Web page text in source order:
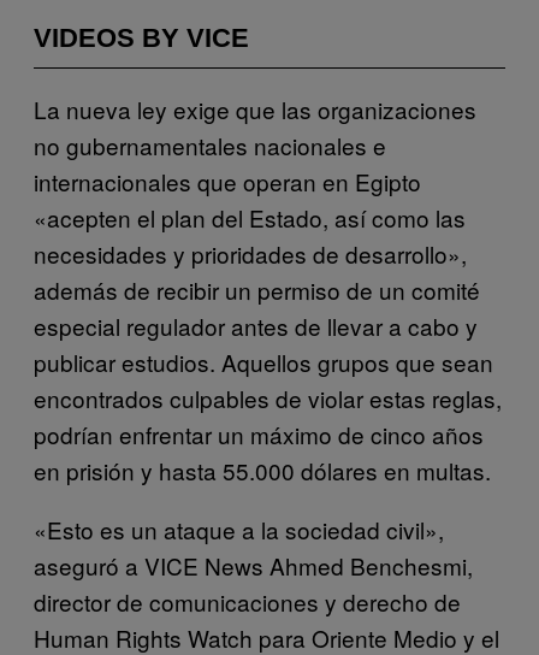
VIDEOS BY VICE
La nueva ley exige que las organizaciones
no gubernamentales nacionales e
internacionales que operan en Egipto
«acepten el plan del Estado, así como las
necesidades y prioridades de desarrollo»,
además de recibir un permiso de un comité
especial regulador antes de llevar a cabo y
publicar estudios. Aquellos grupos que sean
encontrados culpables de violar estas reglas,
podrían enfrentar un máximo de cinco años
en prisión y hasta 55.000 dólares en multas.
«Esto es un ataque a la sociedad civil»,
aseguró a VICE News Ahmed Benchesmi,
director de comunicaciones y derecho de
Human Rights Watch para Oriente Medio y el